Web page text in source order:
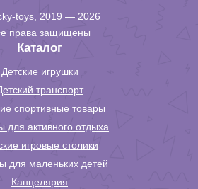
toys, 2019 — 2026
права защищены
Каталог
Детские игрушки
транспорт
спортивные товары
для активного отдыха
игровые столики
для маленьких детей
Канцелярия